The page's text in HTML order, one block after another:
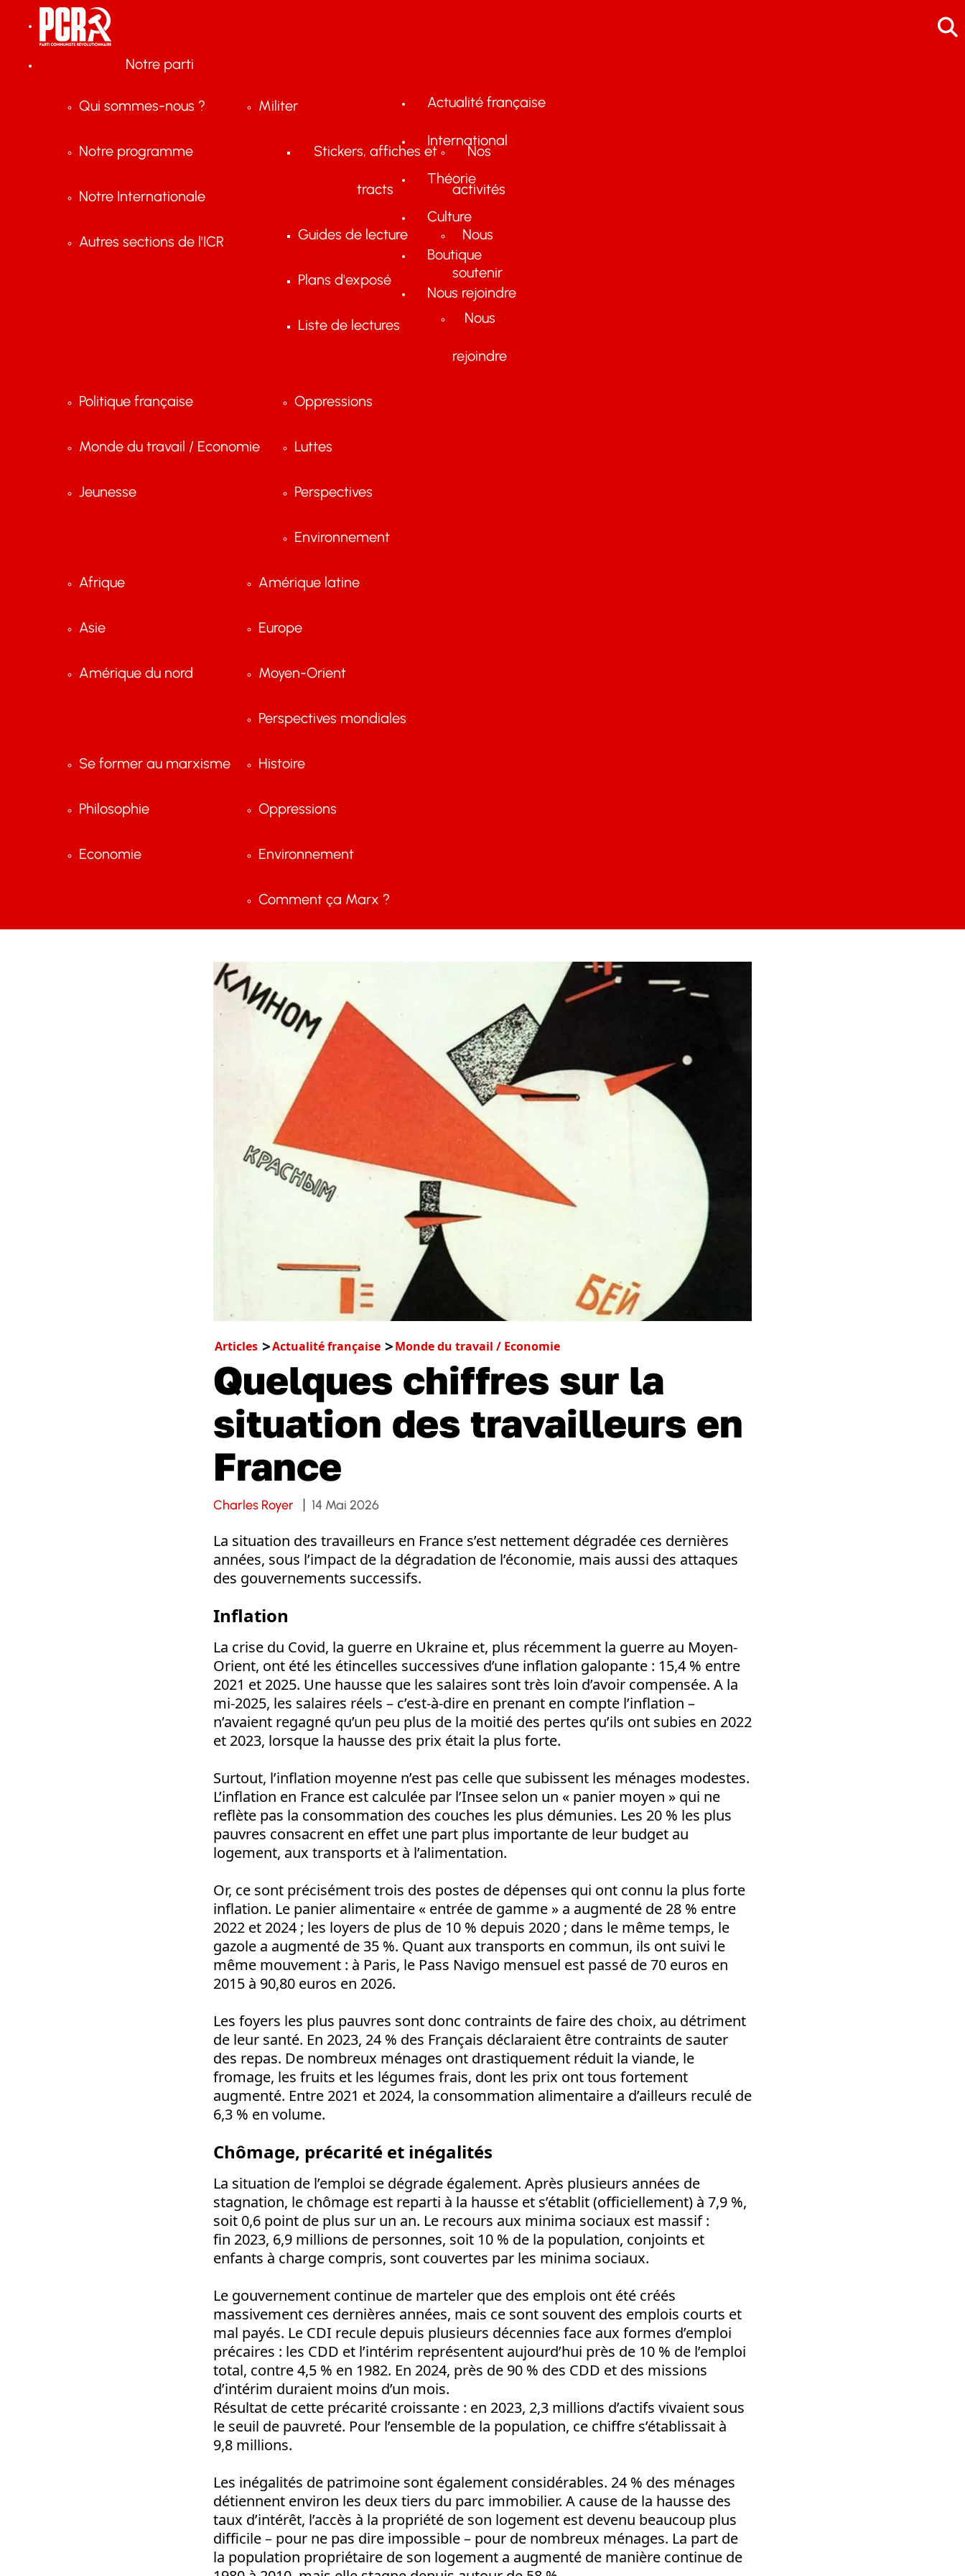
Notre parti
Qui sommes-nous ?
Notre programme
Notre Internationale
Autres sections de l'ICR
Militer
Stickers, affiches et
tracts
Guides de lecture
Plans d'exposé
Liste de lectures
Nos
activités
Nous
soutenir
Nous
rejoindre
Actualité française
Politique française
Monde du travail / Economie
Jeunesse
Oppressions
Luttes
Perspectives
Environnement
International
Afrique
Asie
Amérique du nord
Amérique latine
Europe
Moyen-Orient
Perspectives mondiales
Théorie
Se former au marxisme
Philosophie
Economie
Histoire
Oppressions
Environnement
Comment ça Marx ?
Culture
Boutique
Nous rejoindre
Articles Actualité française Monde du travail / Economie
Quelques chiffres sur la
situation des travailleurs en
France
Charles Royer 14 Mai 2026
La situation des travailleurs en France s’est nettement dégradée ces dernières
années, sous l’impact de la dégradation de l’économie, mais aussi des attaques
des gouvernements successifs.
Inflation
La crise du Covid, la guerre en Ukraine et, plus récemment la guerre au Moyen-
Orient, ont été les étincelles successives d’une inflation galopante : 15,4 % entre
2021 et 2025. Une hausse que les salaires sont très loin d’avoir compensée. A la
mi-2025, les salaires réels – c’est-à-dire en prenant en compte l’inflation –
n’avaient regagné qu’un peu plus de la moitié des pertes qu’ils ont subies en 2022
et 2023, lorsque la hausse des prix était la plus forte.
Surtout, l’inflation moyenne n’est pas celle que subissent les ménages modestes.
L’inflation en France est calculée par l’Insee selon un « panier moyen » qui ne
reflète pas la consommation des couches les plus démunies. Les 20 % les plus
pauvres consacrent en effet une part plus importante de leur budget au
logement, aux transports et à l’alimentation.
Or, ce sont précisément trois des postes de dépenses qui ont connu la plus forte
inflation. Le panier alimentaire « entrée de gamme » a augmenté de 28 % entre
2022 et 2024 ; les loyers de plus de 10 % depuis 2020 ; dans le même temps, le
gazole a augmenté de 35 %. Quant aux transports en commun, ils ont suivi le
même mouvement : à Paris, le Pass Navigo mensuel est passé de 70 euros en
2015 à 90,80 euros en 2026.
Les foyers les plus pauvres sont donc contraints de faire des choix, au détriment
de leur santé. En 2023, 24 % des Français déclaraient être contraints de sauter
des repas. De nombreux ménages ont drastiquement réduit la viande, le
fromage, les fruits et les légumes frais, dont les prix ont tous fortement
augmenté. Entre 2021 et 2024, la consommation alimentaire a d’ailleurs reculé de
6,3 % en volume.
Chômage, précarité et inégalités
La situation de l’emploi se dégrade également. Après plusieurs années de
stagnation, le chômage est reparti à la hausse et s’établit (officiellement) à 7,9 %,
soit 0,6 point de plus sur un an. Le recours aux minima sociaux est massif :
fin 2023, 6,9 millions de personnes, soit 10 % de la population, conjoints et
enfants à charge compris, sont couvertes par les minima sociaux.
Le gouvernement continue de marteler que des emplois ont été créés
massivement ces dernières années, mais ce sont souvent des emplois courts et
mal payés. Le CDI recule depuis plusieurs décennies face aux formes d’emploi
précaires : les CDD et l’intérim représentent aujourd’hui près de 10 % de l’emploi
total, contre 4,5 % en 1982. En 2024, près de 90 % des CDD et des missions
d’intérim duraient moins d’un mois.
Résultat de cette précarité croissante : en 2023, 2,3 millions d’actifs vivaient sous
le seuil de pauvreté. Pour l’ensemble de la population, ce chiffre s’établissait à
9,8 millions.
Les inégalités de patrimoine sont également considérables. 24 % des ménages
détiennent environ les deux tiers du parc immobilier. A cause de la hausse des
taux d’intérêt, l’accès à la propriété de son logement est devenu beaucoup plus
difficile – pour ne pas dire impossible – pour de nombreux ménages. La part de
la population propriétaire de son logement a augmenté de manière continue de